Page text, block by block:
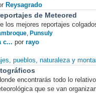
Reysagrado
de Meteored
los mejores reportajes
, Punsuly
c... por rayo
pueblos, naturaleza y
encontrarás todo lo
que se van